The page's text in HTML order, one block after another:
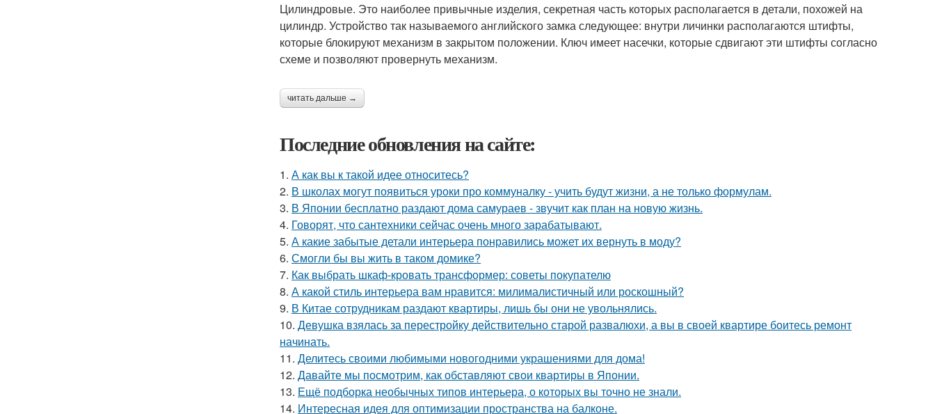
Цилиндровые. Это наиболее привычные изделия, секретная часть которых располагается в детали, похожей на
цилиндр. Устройство так называемого английского замка следующее: внутри личинки располагаются штифты,
которые блокируют механизм в закрытом положении. Ключ имеет насечки, которые сдвигают эти штифты согласно
схеме и позволяют провернуть механизм.
читать дальше →
Последние обновления на сайте:
1. А как вы к такой идее относитесь?
2. В школах могут появиться уроки про коммуналку - учить будут жизни, а не только формулам.
3. В Японии бесплатно раздают дома самураев - звучит как план на новую жизнь.
4. Говорят, что сантехники сейчас очень много зарабатывают.
5. А какие забытые детали интерьера понравились может их вернуть в моду?
6. Смогли бы вы жить в таком домике?
7. Как выбрать шкаф-кровать трансформер: советы покупателю
8. А какой стиль интерьера вам нравится: милималистичный или роскошный?
9. В Китае сотрудникам раздают квартиры, лишь бы они не увольнялись.
10. Девушка взялась за перестройку действительно старой развалюхи, а вы в своей квартире боитесь ремонт
начинать.
11. Делитесь своими любимыми новогодними украшениями для дома!
12. Давайте мы посмотрим, как обставляют свои квартиры в Японии.
13. Ещё подборка необычных типов интерьера, о которых вы точно не знали.
14. Интересная идея для оптимизации пространства на балконе.